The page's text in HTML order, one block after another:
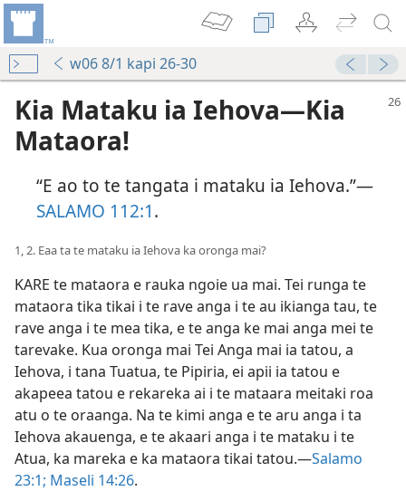
w06 8/1 kapi 26-30
Kia Mataku ia Iehova​—Kia
Mataora!
“E ao to te tangata i mataku ia Iehova.”​—
SALAMO 112:1.
1, 2. Eaa ta te mataku ia Iehova ka oronga mai?
KARE te mataora e rauka ngoie ua mai. Tei runga te
mataora tika tikai i te rave anga i te au ikianga tau, te
rave anga i te mea tika, e te anga ke mai anga mei te
tarevake. Kua oronga mai Tei Anga mai ia tatou, a
Iehova, i tana Tuatua, te Pipiria, ei apii ia tatou e
akapeea tatou e rekareka ai i te mataara meitaki roa
atu o te oraanga. Na te kimi anga e te aru anga i ta
Iehova akauenga, e te akaari anga i te mataku i te
Atua, ka mareka e ka mataora tikai tatou.​—Salamo
23:1; Maseli 14:26.